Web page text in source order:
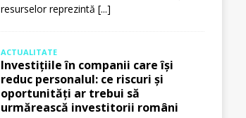
resurselor reprezintă [...]
ACTUALITATE
Investițiile în companii care își
reduc personalul: ce riscuri și
oportunități ar trebui să
urmărească investitorii români